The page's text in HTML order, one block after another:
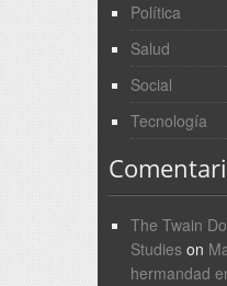
Política
Salud
Social
Tecnología
The Twain
Studieson
hermandad